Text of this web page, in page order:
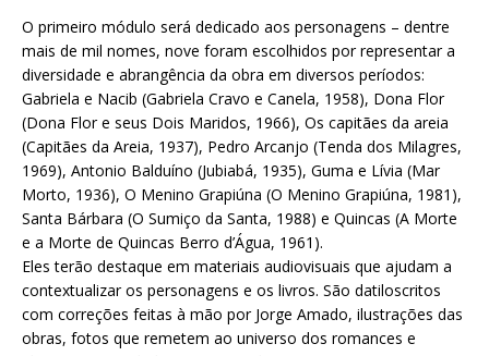
O primeiro módulo será dedicado aos personagens – dentre
mais de mil nomes, nove foram escolhidos por representar a
diversidade e abrangência da obra em diversos períodos:
Gabriela e Nacib (Gabriela Cravo e Canela, 1958), Dona Flor
(Dona Flor e seus Dois Maridos, 1966), Os capitães da areia
(Capitães da Areia, 1937), Pedro Arcanjo (Tenda dos Milagres,
1969), Antonio Balduíno (Jubiabá, 1935), Guma e Lívia (Mar
Morto, 1936), O Menino Grapiúna (O Menino Grapiúna, 1981),
Santa Bárbara (O Sumiço da Santa, 1988) e Quincas (A Morte
e a Morte de Quincas Berro d’Água, 1961).
Eles terão destaque em materiais audiovisuais que ajudam a
contextualizar os personagens e os livros. São datiloscritos
com correções feitas à mão por Jorge Amado, ilustrações das
obras, fotos que remetem ao universo dos romances e